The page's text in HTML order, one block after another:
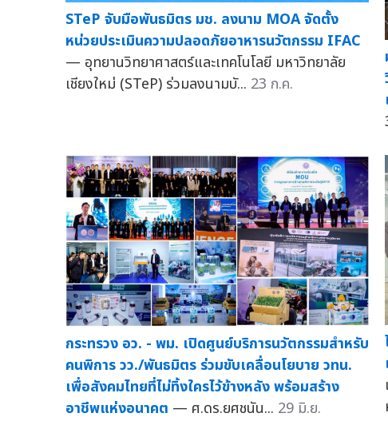
STeP จับมือพันธมิตร มช. ลงนาม MOA จัดตั้ง
หน่วยประเมินความปลอดภัยอาหารนวัตกรรม IFAC
— อุทยานวิทยาศาสตร์และเทคโนโลยี มหาวิทยาลัย
เชียงใหม่ (STeP) ร่วมลงนามบั... 23 ก.ค.
กระทรวง อว. - พม. เปิดศูนย์บริการนวัตกรรมสำหรับ
คนพิการ วว./พันธมิตร ร่วมขับเคลื่อนโยบาย วทน.
เพื่อสังคมไทยที่ไม่ทิ้งใครไว้ข้างหลัง พร้อมสร้าง
อาชีพแห่งอนาคต — ศ.ดร.ยศชนัน... 29 มิ.ย.